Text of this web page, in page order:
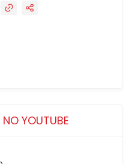
NO YOUTUBE